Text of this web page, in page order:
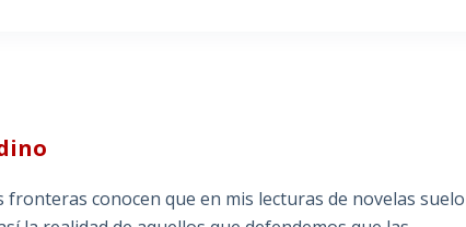
conocen que en mis lecturas de novelas suelo